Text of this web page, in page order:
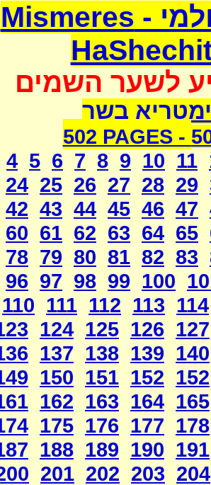
משמרת השחיטה העולמי - Mismeres
לשער השמים
בשר
502 PAGES -
4 5 6 7 8 9 10 11
24 25 26 27 28 29
42 43 44 45 46 47
60 61 62 63 64 65
78 79 80 81 82 83
96 97 98 99 100
110 111 112 113 114
124 125 126 127
137 138 139 140
150 151 152 152
162 163 164 165
175 176 177 178
188 189 190 191
201 202 203 204